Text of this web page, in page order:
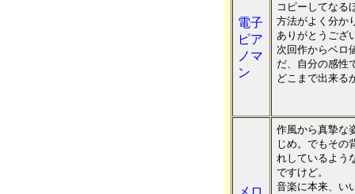
電子
ピア
ノマ
ン
コピーしてなる
方法がよく分か
ありがとうござ
次回作からベロ
だ、自分の感性
どこまで出来る
メロ
作風から真摯な
じめ。でもその
れしているよう
ですけど。
音楽に本来、い